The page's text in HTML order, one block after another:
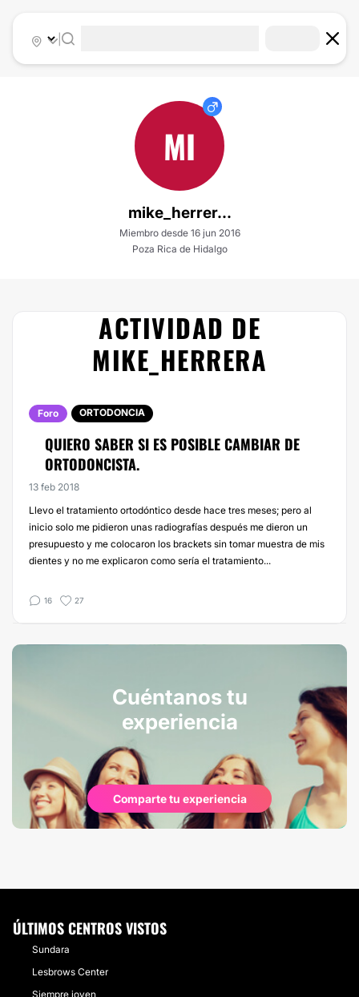
|
MI
mike_herrer...
Miembro desde 16 jun 2016
Poza Rica de Hidalgo
ACTIVIDAD DE
MIKE_HERRERA
Foro ORTODONCIA
QUIERO SABER SI ES POSIBLE CAMBIAR DE
ORTODONCISTA.
13 feb 2018
Llevo el tratamiento ortodóntico desde hace tres meses; pero al
inicio solo me pidieron unas radiografías después me dieron un
presupuesto y me colocaron los brackets sin tomar muestra de mis
dientes y no me explicaron como sería el tratamiento...
16 27
Cuéntanos tu
experiencia
Comparte tu experiencia
ÚLTIMOS CENTROS VISTOS
Sundara
Lesbrows Center
Siempre joven